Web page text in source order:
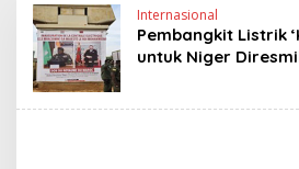
Internasional
Pembangkit Listrik
untuk Niger